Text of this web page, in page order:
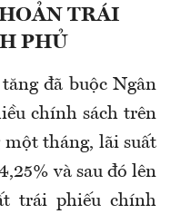
TRÁI
PHỦ
đã buộc Ngân
chính sách trên
tháng, lãi suất
và sau đó lên
trái phiếu chính